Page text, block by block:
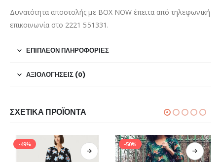
Δυνατότητα αποστολής με BOX NOW έπειτα από τηλεφωνική
επικοινωνία στο 2221 551331.
ΕΠΙΠΛΈΟΝ ΠΛΗΡΟΦΟΡΊΕΣ
ΑΞΙΟΛΟΓΉΣΕΙΣ (0)
ΣΧΕΤΙΚΆ ΠΡΟΪΌΝΤΑ
-49% -50%